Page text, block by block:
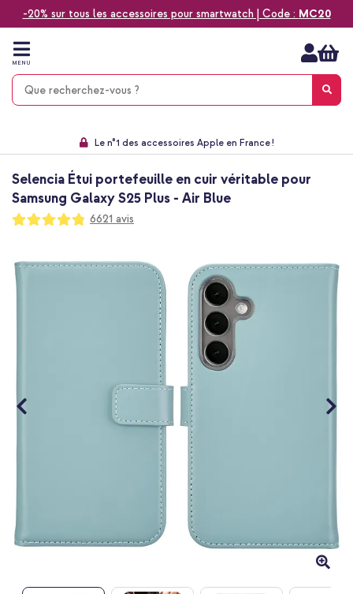
-20% sur tous les accessoires pour smartwatch | Code : MC20
Aller
contenu
MENU
Le n°1 des accessoires Apple en France !
Selencia Étui portefeuille en cuir véritable pour
Samsung Galaxy S25 Plus - Air Blue
Notation:
96
100
6621 avis
à
la
fin